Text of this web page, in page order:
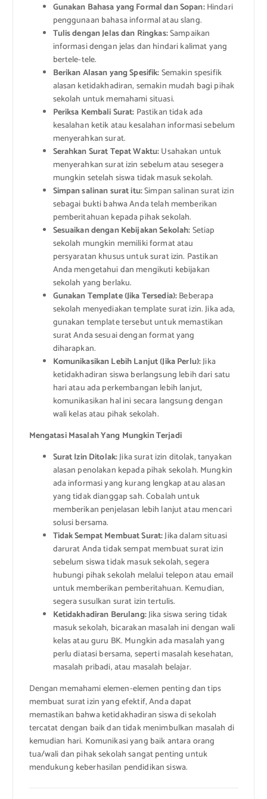
Gunakan Bahasa yang Formal dan Sopan:Hindari
penggunaan bahasa informal atau slang.
Tulis dengan Jelas dan Ringkas:Sampaikan
informasi dengan jelas dan hindari kalimat yang
bertele-tele.
Berikan Alasan yang Spesifik:Semakin spesifik
alasan ketidakhadiran, semakin mudah bagi pihak
sekolah untuk memahami situasi.
Periksa Kembali Surat: Pastikan tidak ada
kesalahan ketik atau kesalahan informasi sebelum
menyerahkan surat.
Serahkan Surat Tepat Waktu:Usahakan untuk
menyerahkan surat izin sebelum atau sesegera
mungkin setelah siswa tidak masuk sekolah.
Simpan salinan surat itu:Simpan salinan surat izin
sebagai bukti bahwa Anda telah memberikan
pemberitahuan kepada pihak sekolah.
Sesuaikan dengan Kebijakan Sekolah:Setiap
sekolah mungkin memiliki format atau
persyaratan khusus untuk surat izin. Pastikan
Anda mengetahui dan mengikuti kebijakan
sekolah yang berlaku.
Gunakan Template (Jika Tersedia):Beberapa
sekolah menyediakan template surat izin. Jika ada,
gunakan template tersebut untuk memastikan
surat Anda sesuai dengan format yang
diharapkan.
Komunikasikan Lebih Lanjut (Jika Perlu):Jika
ketidakhadiran siswa berlangsung lebih dari satu
hari atau ada perkembangan lebih lanjut,
komunikasikan hal ini secara langsung dengan
wali kelas atau pihak sekolah.
Mengatasi Masalah Yang Mungkin Terjadi
Surat Izin Ditolak:Jika surat izin ditolak, tanyakan
alasan penolakan kepada pihak sekolah. Mungkin
ada informasi yang kurang lengkap atau alasan
yang tidak dianggap sah. Cobalah untuk
memberikan penjelasan lebih lanjut atau mencari
solusi bersama.
Tidak Sempat Membuat Surat:Jika dalam situasi
darurat Anda tidak sempat membuat surat izin
sebelum siswa tidak masuk sekolah, segera
hubungi pihak sekolah melalui telepon atau email
untuk memberikan pemberitahuan. Kemudian,
segera susulkan surat izin tertulis.
Ketidakhadiran Berulang:Jika siswa sering tidak
masuk sekolah, bicarakan masalah ini dengan wali
kelas atau guru BK. Mungkin ada masalah yang
perlu diatasi bersama, seperti masalah kesehatan,
masalah pribadi, atau masalah belajar.
Dengan memahami elemen-elemen penting dan tips
membuat surat izin yang efektif, Anda dapat
memastikan bahwa ketidakhadiran siswa di sekolah
tercatat dengan baik dan tidak menimbulkan masalah di
kemudian hari. Komunikasi yang baik antara orang
tua/wali dan pihak sekolah sangat penting untuk
mendukung keberhasilan pendidikan siswa.